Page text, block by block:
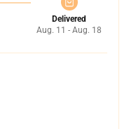
Delivered
Aug. 11 - Aug. 18